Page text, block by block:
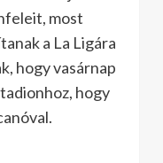
most
a La Ligára
hogy vasárnap
hogy